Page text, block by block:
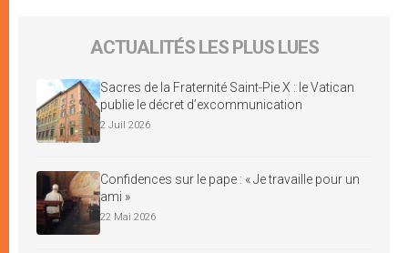
ACTUALITÉS LES PLUS LUES
Sacres de la Fraternité Saint-Pie X : le Vatican
publie le décret d’excommunication
2 Juil 2026
Confidences sur le pape : « Je travaille pour un
ami »
22 Mai 2026